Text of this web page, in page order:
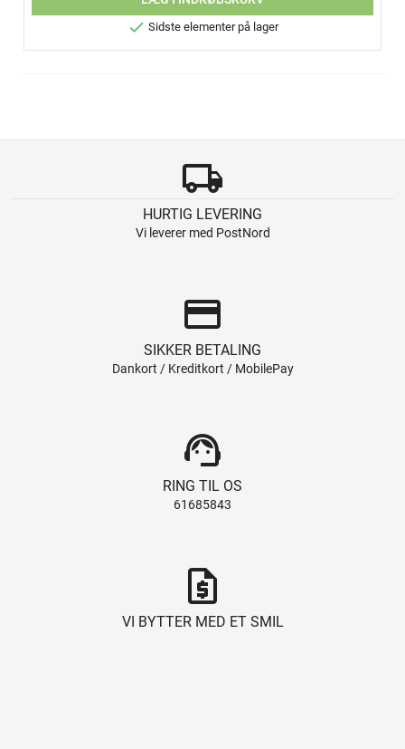
 Sidste elementer på lager
local_shipping
HURTIG LEVERING
Vi leverer med PostNord
credit_card
SIKKER BETALING
Dankort / Kreditkort / MobilePay
support_agent
RING TIL OS
61685843
request_quote
VI BYTTER MED ET SMIL